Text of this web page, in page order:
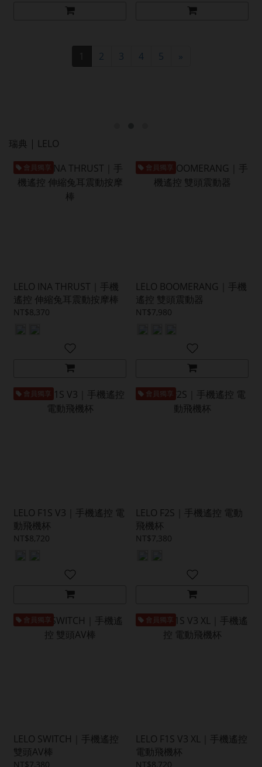
2 3 4 5 »
瑞典 | LELO
會員獨享
LELO INA THRUST｜手機
遙控 伸縮兔耳震動按摩棒
NT$8,370
會員獨享
LELO BOOMERANG｜手機
遙控 雙頭震動器
NT$7,980
會員獨享
LELO F1S V3｜手機遙控 電
動飛機杯
NT$8,720
會員獨享
LELO F2S｜手機遙控 電動
飛機杯
NT$7,380
會員獨享
LELO SWITCH｜手機遙控
雙頭AV棒
NT$7,380
會員獨享
LELO F1S V3 XL｜手機遙控
電動飛機杯
NT$8,720